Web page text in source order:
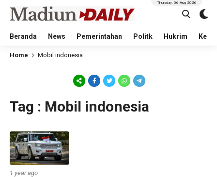
Beranda News Pemerintahan Politk Hukrim
Thursday, 06 Aug 2026
Home Mobil indonesia
Tag : Mobil indonesia
1 year ago